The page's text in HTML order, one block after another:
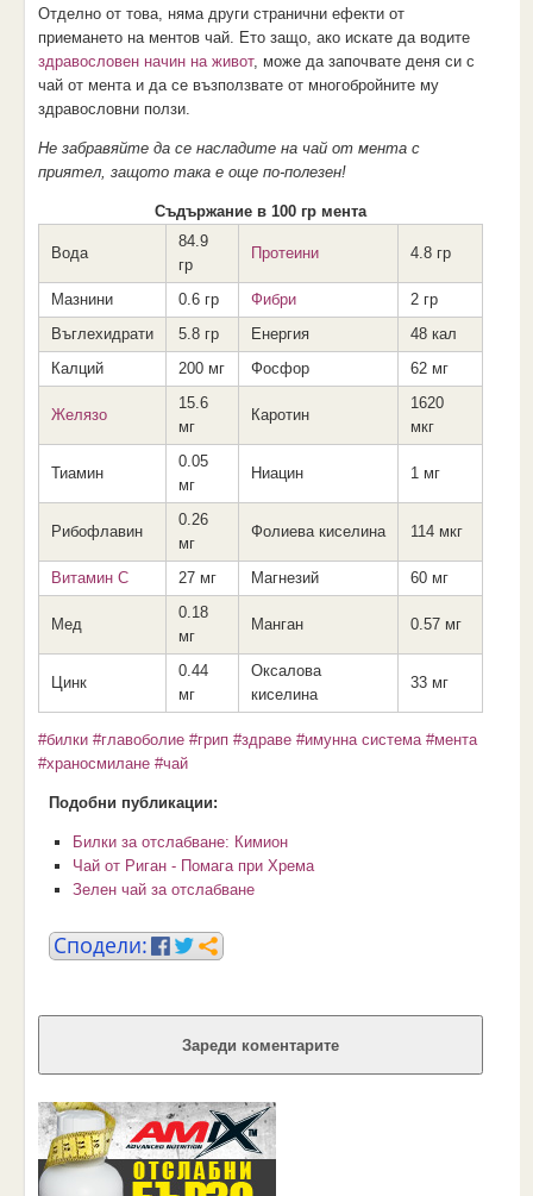
Отделно от това, няма други странични ефекти от
приемането на ментов чай. Ето защо, ако искате да водите
здравословен начин на живот, може да започвате деня си с
чай от мента и да се възползвате от многобройните му
здравословни ползи.
Не забравяйте да се насладите на чай от мента с
приятел, защото така е още по-полезен!
Съдържание в 100 гр мента
Вода
84.9
гр
Протеини 4.8 гр
Мазнини 0.6 гр Фибри
2 гр
Въглехидрати
5.8 гр Енергия
48 кал
Калций
200 мг Фосфор 62 мг
Желязо
15.6
мг
Каротин
1620
мкг
Тиамин
0.05
мг
Ниацин 1 мг
Рибофлавин
0.26
мг
Фолиева киселина 114 мкг
Витамин С 27 мг Магнезий 60 мг
Мед
0.18
мг
Манган 0.57 мг
Цинк
0.44
мг
Оксалова
киселина
33 мг
#билки #главоболие #грип #здраве #имунна система #мента
#храносмилане #чай
Подобни публикации:
Билки за отслабване: Кимион
Чай от Риган - Помага при Хрема
Зелен чай за отслабване
Зареди коментарите